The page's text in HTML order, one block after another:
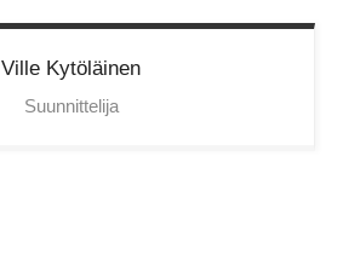
Ville Kytöläinen
Suunnittelija